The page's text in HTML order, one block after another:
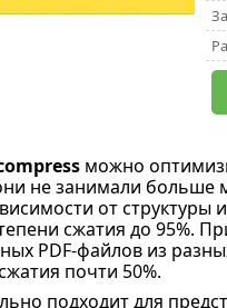
можно
не занимали больше
от структуры
сжатия до 95%.
PDF-файлов из
почти 50%.
подходит для